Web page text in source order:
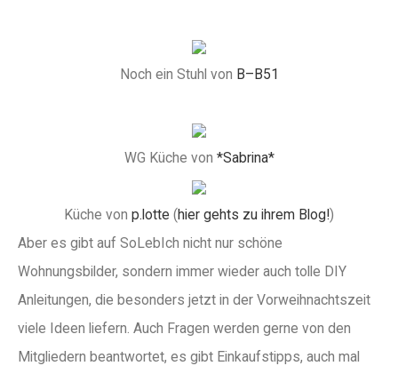
Noch ein Stuhl von B–B51
WG Küche von *Sabrina*
Küche von p.lotte (hier gehts zu ihrem Blog!)
Aber es gibt auf SoLebIch nicht nur schöne
Wohnungsbilder, sondern immer wieder auch tolle DIY
Anleitungen, die besonders jetzt in der Vorweihnachtszeit
viele Ideen liefern. Auch Fragen werden gerne von den
Mitgliedern beantwortet, es gibt Einkaufstipps, auch mal